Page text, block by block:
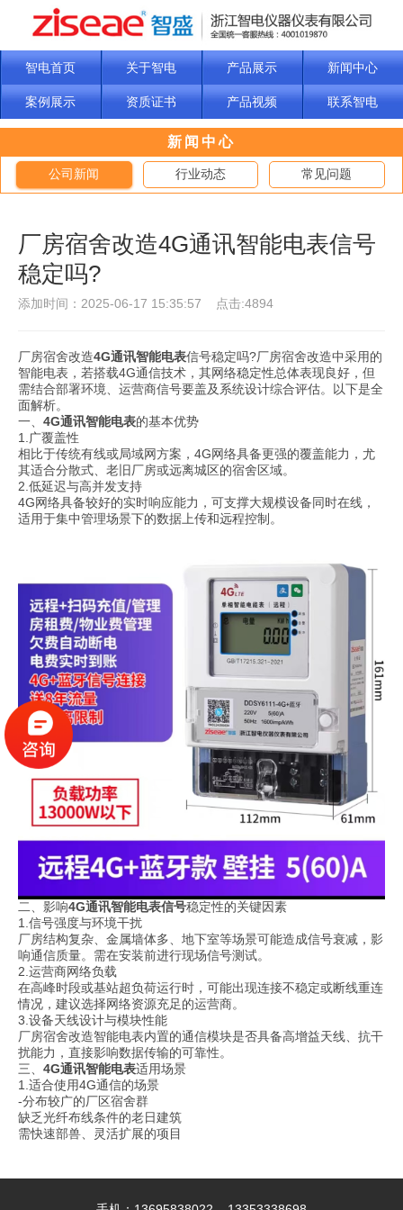
智电首页 关于智电 产品展示 新闻中心
案例展示 资质证书 产品视频 联系智电
新闻中心
公司新闻 行业动态 常见问题
厂房宿舍改造4G通讯智能电表信号
稳定吗?
添加时间：2025-06-17 15:35:57 点击:4894
厂房宿舍改造4G通讯智能电表信号稳定吗?厂房宿舍改造中采用的
智能电表，若搭载4G通信技术，其网络稳定性总体表现良好，但
需结合部署环境、运营商信号要盖及系统设计综合评估。以下是全
面解析。
一、 4G通讯智能电表的基本优势
1.广覆盖性
相比于传统有线或局域网方案，4G网络具备更强的覆盖能力，尤
其适合分散式、老旧厂房或远离城区的宿舍区域。
2.低延迟与高并发支持
4G网络具备较好的实时响应能力，可支撑大规模设备同时在线，
适用于集中管理场景下的数据上传和远程控制。
二、影响4G通讯智能电表信号稳定性的关键因素
1.信号强度与环境干扰
厂房结构复杂、金属墙体多、地下室等场景可能造成信号衰减，影
响通信质量。需在安装前进行现场信号测试。
2.运营商网络负载
在高峰时段或基站超负荷运行时，可能出现连接不稳定或断线重连
情况，建议选择网络资源充足的运营商。
3.设备天线设计与模块性能
厂房宿舍改造智能电表内置的通信模块是否具备高增益天线、抗干
扰能力，直接影响数据传输的可靠性。
三、 4G通讯智能电表适用场景
1.适合使用4G通信的场景
-分布较广的厂区宿舍群
缺乏光纤布线条件的老日建筑
需快速部兽、灵活扩展的项目